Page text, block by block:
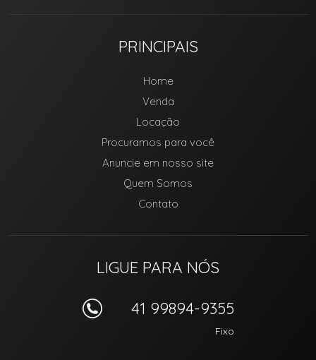
PRINCIPAIS
Home
Venda
Locação
Procuramos para você
Anuncie em nosso site
Quem Somos
Contato
LIGUE PARA NÓS
41 99894-9355
Fixo